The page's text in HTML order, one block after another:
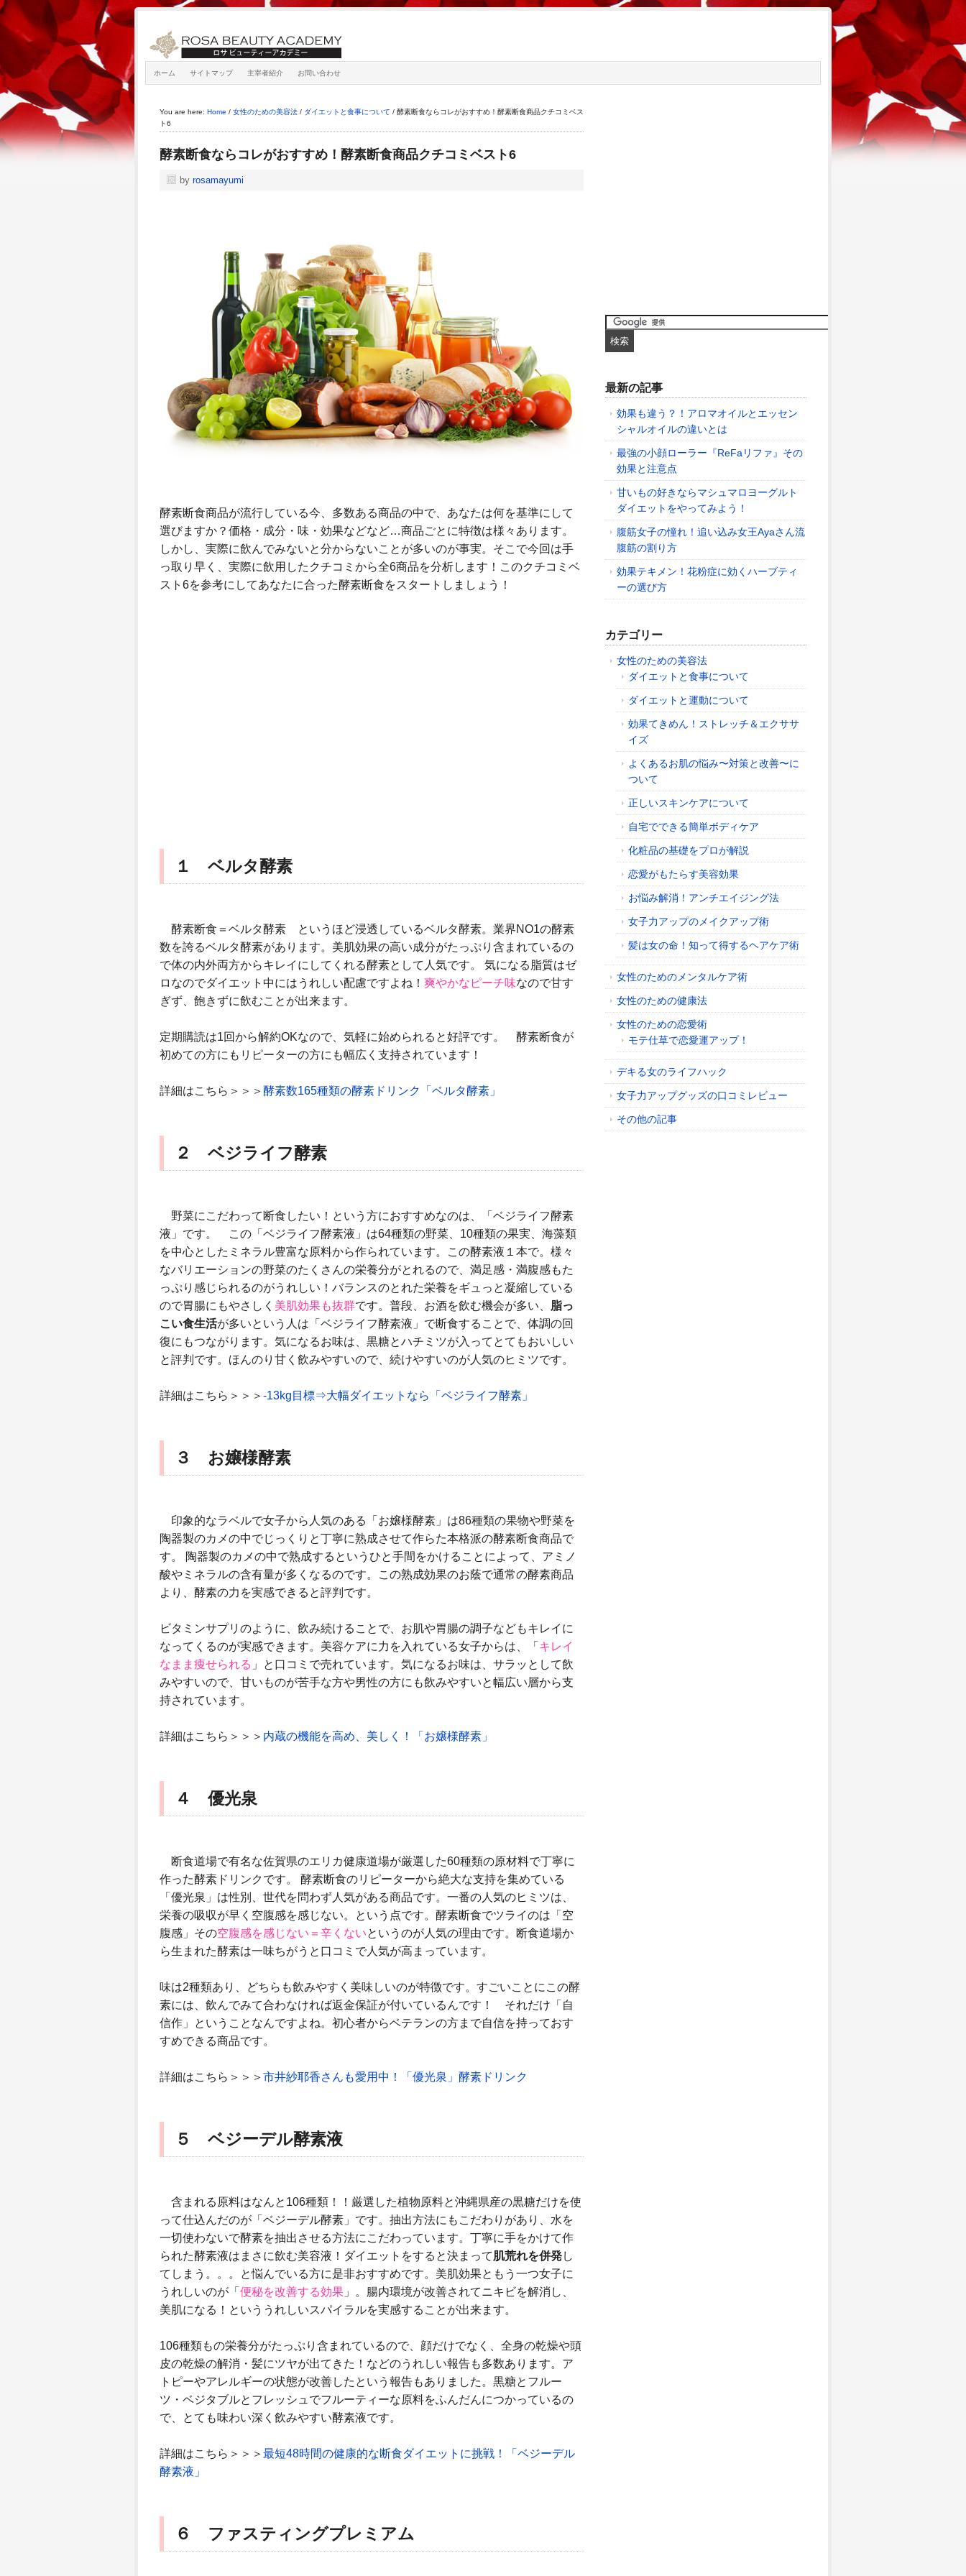
ホーム サイトマップ 主宰者紹介 お問い合わせ
You are here: Home / 女性のための美容法 / ダイエットと食事について / 酵素断食ならコレがおすすめ！酵素断食商品クチコミベス
ト6
酵素断食ならコレがおすすめ！酵素断食商品クチコミベスト6
by rosamayumi
酵素断食商品が流行している今、多数ある商品の中で、あなたは何を基準にして
選びますか？価格・成分・味・効果などなど…商品ごとに特徴は様々あります。
しかし、実際に飲んでみないと分からないことが多いのが事実。そこで今回は手
っ取り早く、実際に飲用したクチコミから全6商品を分析します！このクチコミベ
スト6を参考にしてあなたに合った酵素断食をスタートしましょう！
１ ベルタ酵素
酵素断食＝ベルタ酵素 というほど浸透しているベルタ酵素。業界NO1の酵素
数を誇るベルタ酵素があります。美肌効果の高い成分がたっぷり含まれているの
で体の内外両方からキレイにしてくれる酵素として人気です。 気になる脂質はゼ
ロなのでダイエット中にはうれしい配慮ですよね！ 爽やかなピーチ味なので甘す
ぎず、飽きずに飲むことが出来ます。
定期購読は1回から解約OKなので、気軽に始められると好評です。 酵素断食が
初めての方にもリピーターの方にも幅広く支持されています！
詳細はこちら＞＞＞ 酵素数165種類の酵素ドリンク「ベルタ酵素」
２ ベジライフ酵素
野菜にこだわって断食したい！という方におすすめなのは、「ベジライフ酵素
液」です。 この「ベジライフ酵素液」は64種類の野菜、10種類の果実、海藻類
を中心としたミネラル豊富な原料から作られています。この酵素液１本で。様々
なバリエーションの野菜のたくさんの栄養分がとれるので、満足感・満腹感もた
っぷり感じられるのがうれしい！バランスのとれた栄養をギュっと凝縮している
ので胃腸にもやさしく 美肌効果も抜群です。普段、お酒を飲む機会が多い、 脂っ
こい食生活が多いという人は「ベジライフ酵素液」で断食することで、体調の回
復にもつながります。気になるお味は、黒糖とハチミツが入ってとてもおいしい
と評判です。ほんのり甘く飲みやすいので、続けやすいのが人気のヒミツです。
詳細はこちら＞＞＞ -13kg目標⇒大幅ダイエットなら「ベジライフ酵素」
３ お嬢様酵素
印象的なラベルで女子から人気のある「お嬢様酵素」は86種類の果物や野菜を
陶器製のカメの中でじっくりと丁寧に熟成させて作らた本格派の酵素断食商品で
す。 陶器製のカメの中で熟成するというひと手間をかけることによって、アミノ
酸やミネラルの含有量が多くなるのです。この熟成効果のお蔭で通常の酵素商品
より、酵素の力を実感できると評判です。
ビタミンサプリのように、飲み続けることで、お肌や胃腸の調子などもキレイに
なってくるのが実感できます。美容ケアに力を入れている女子からは、「 キレイ
なまま痩せられる 」と口コミで売れています。気になるお味は、サラッとして飲
みやすいので、甘いものが苦手な方や男性の方にも飲みやすいと幅広い層から支
持されています。
詳細はこちら＞＞＞ 内蔵の機能を高め、美しく！「お嬢様酵素」
４ 優光泉
断食道場で有名な佐賀県のエリカ健康道場が厳選した60種類の原材料で丁寧に
作った酵素ドリンクです。 酵素断食のリピーターから絶大な支持を集めている
「優光泉」は性別、世代を問わず人気がある商品です。一番の人気のヒミツは、
栄養の吸収が早く空腹感を感じない。という点です。酵素断食でツライのは「空
腹感」その空腹感を感じない＝辛くないというのが人気の理由です。断食道場か
ら生まれた酵素は一味ちがうと口コミで人気が高まっています。
味は2種類あり、どちらも飲みやすく美味しいのが特徴です。すごいことにこの酵
素には、飲んでみて合わなければ返金保証が付いているんです！ それだけ「自
信作」ということなんですよね。初心者からベテランの方まで自信を持っておす
すめできる商品です。
詳細はこちら＞＞＞ 市井紗耶香さんも愛用中！「優光泉」酵素ドリンク
５ ベジーデル酵素液
含まれる原料はなんと106種類！！厳選した植物原料と沖縄県産の黒糖だけを使
って仕込んだのが「ベジーデル酵素」です。抽出方法にもこだわりがあり、水を
一切使わないで酵素を抽出させる方法にこだわっています。丁寧に手をかけて作
られた酵素液はまさに飲む美容液！ダイエットをすると決まって肌荒れを併発し
てしまう。。。と悩んでいる方に是非おすすめです。美肌効果ともう一つ女子に
うれしいのが「 便秘を改善する効果 」。腸内環境が改善されてニキビを解消し、
美肌になる！といううれしいスパイラルを実感することが出来ます。
106種類もの栄養分がたっぷり含まれているので、顔だけでなく、全身の乾燥や頭
皮の乾燥の解消・髪にツヤが出てきた！などのうれしい報告も多数あります。ア
トピーやアレルギーの状態が改善したという報告もありました。黒糖とフルー
ツ・ベジタブルとフレッシュでフルーティーな原料をふんだんにつかっているの
で、とても味わい深く飲みやすい酵素液です。
詳細はこちら＞＞＞ 最短48時間の健康的な断食ダイエットに挑戦！「ベジーデル
酵素液」
６ ファスティングプレミアム
最新の記事
効果も違う？！アロマオイルとエッセン
シャルオイルの違いとは
最強の小顔ローラー『ReFaリファ』その
効果と注意点
甘いもの好きならマシュマロヨーグルト
ダイエットをやってみよう！
腹筋女子の憧れ！追い込み女王Ayaさん流
腹筋の割り方
効果テキメン！花粉症に効くハーブティ
ーの選び方
カテゴリー
女性のための美容法
ダイエットと食事について
ダイエットと運動について
効果てきめん！ストレッチ＆エクササ
イズ
よくあるお肌の悩み〜対策と改善〜に
ついて
正しいスキンケアについて
自宅でできる簡単ボディケア
化粧品の基礎をプロが解説
恋愛がもたらす美容効果
お悩み解消！アンチエイジング法
女子力アップのメイクアップ術
髪は女の命！知って得するヘアケア術
女性のためのメンタルケア術
女性のための健康法
女性のための恋愛術
モテ仕草で恋愛運アップ！
デキる女のライフハック
女子力アップグッズの口コミレビュー
その他の記事